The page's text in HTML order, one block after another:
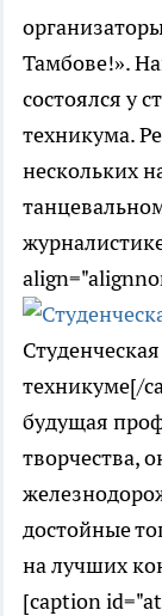
Тамбове!».
состоялся у
техникума.
нескольких
техникуме[/
будущая
творчества,
достойные
на лучших
[caption